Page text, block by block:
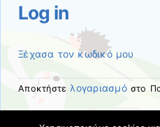
Log in
Ξέχασα τον κωδικό μου
Αποκτήστε λογαριασμόστο